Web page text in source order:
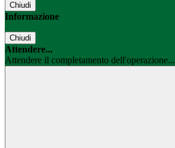
Chiudi
Informazione
Chiudi
Attendere...
Attendere il completamento dell'operazione...